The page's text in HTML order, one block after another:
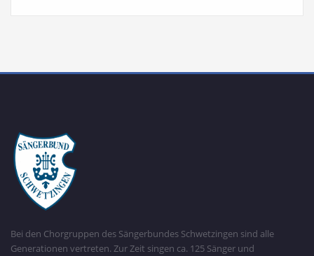
Bei den Chorgruppen des Sängerbundes Schwetzingen sind alle
Generationen vertreten. Zur Zeit singen ca. 125 Sänger und